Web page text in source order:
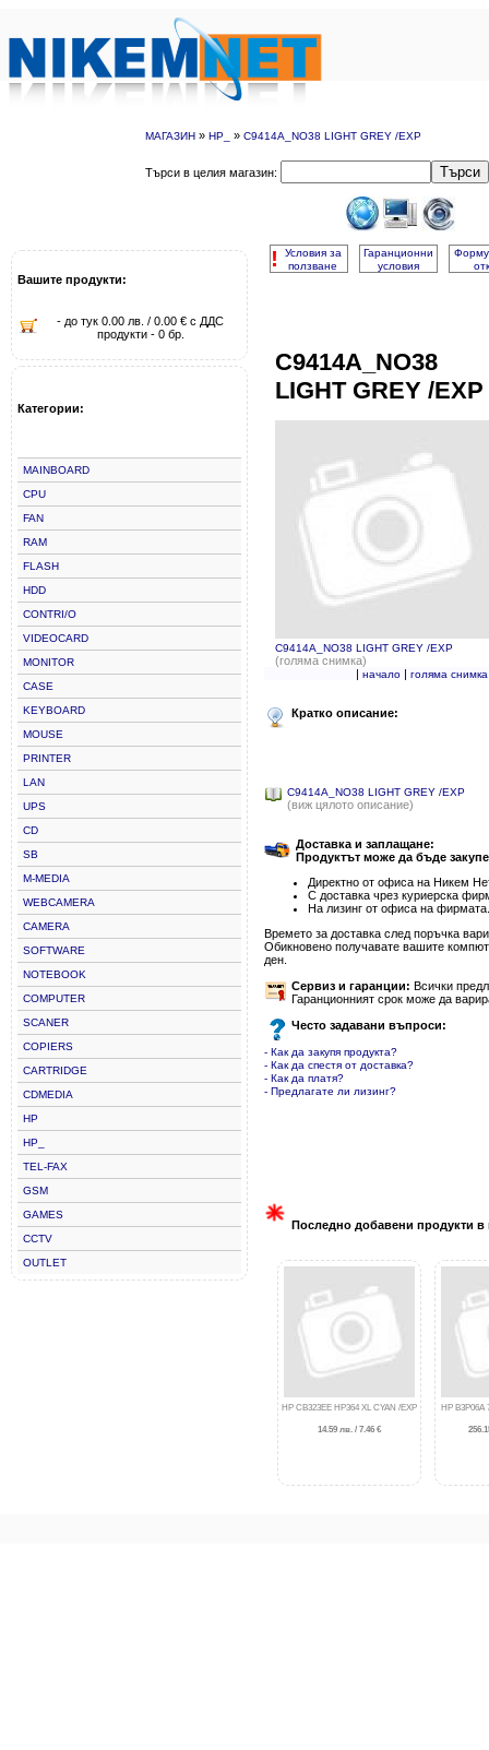
МАГАЗИН » HP_ » C9414A_NO38 LIGHT GREY /EXP
Търси в целия магазин: Търси
Вашите продукти:
- до тук 0.00 лв. / 0.00 € с ДДС
продукти - 0 бр.
Категории:
MAINBOARD
CPU
FAN
RAM
FLASH
HDD
CONTRI/O
VIDEOCARD
MONITOR
CASE
KEYBOARD
MOUSE
PRINTER
LAN
UPS
CD
SB
M-MEDIA
WEBCAMERA
CAMERA
SOFTWARE
NOTEBOOK
COMPUTER
SCANER
COPIERS
CARTRIDGE
CDMEDIA
HP
HP_
TEL-FAX
GSM
GAMES
CCTV
OUTLET
!
Условия за
ползване
Гаранционни
условия
C9414A_NO38
LIGHT GREY /EXP
C9414A_NO38 LIGHT GREY /EXP
(голяма снимка)
| начало| голяма снимка
Кратко описание:
C9414A_NO38 LIGHT GREY /EXP
(виж цялото описание)
Доставка и заплащане:
Продуктът може да бъде
Директно от офиса на Никем
С доставка чрез куриерска
На лизинг от офиса на фирмата.
Времето за доставка след поръчка
Обикновено получавате вашите
ден.
Сервиз и гаранции: Всички
Гаранционният срок може да
Често задавани въпроси:
- Как да закупя продукта?
- Как да спестя от доставка?
- Как да платя?
- Предлагате ли лизинг?
Последно добавени продукти в
HP CB323EE HP364 XL CYAN /EXP
14.59 лв. / 7.46 €
HP B3P06A